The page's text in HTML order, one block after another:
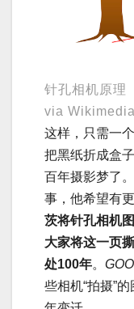
针孔相机原理
via
这样，只需一
把黑纸折成盒
百年摄影梦了
事，他希望有
茨将针孔相机
大家将这一页
处100年。
些相机“拍摄”